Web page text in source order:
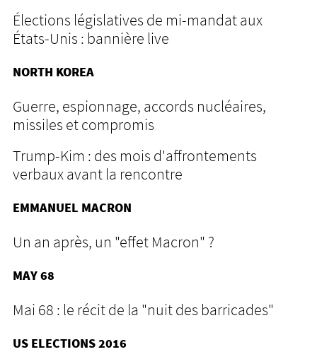
Élections législatives de mi-mandat aux
États-Unis : bannière live
NORTH KOREA
Guerre, espionnage, accords nucléaires,
missiles et compromis
Trump-Kim : des mois d'affrontements
verbaux avant la rencontre
EMMANUEL MACRON
Un an après, un "effet Macron" ?
MAY 68
Mai 68 : le récit de la "nuit des barricades"
US ELECTIONS 2016